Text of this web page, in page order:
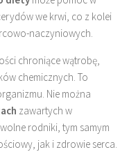
we krwi, co z kolei
naczyniowych.
chroniące wątrobę,
chemicznych. To
Nie można
zawartych w
rodniki, tym samym
jak i zdrowie serca.